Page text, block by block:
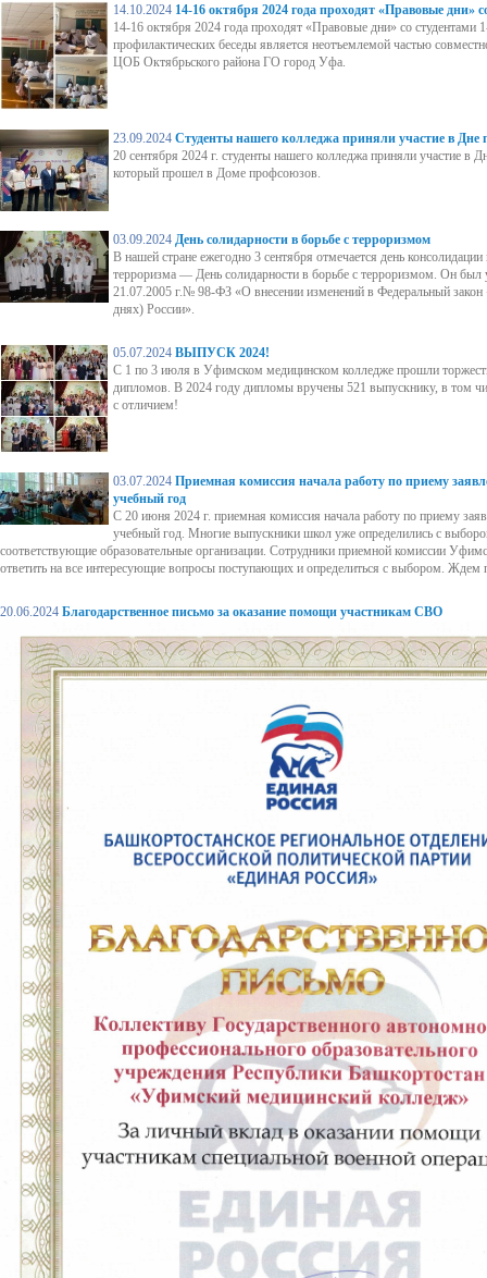
14.10.2024 14-16 октября 2024 года проходят «Правовые дни»
14-16 октября 2024 года проходят «Правовые дни» со студентами
профилактических беседы является неотъемлемой частью
ЦОБ Октябрьского района ГО город Уфа.
23.09.2024 Студенты нашего колледжа приняли участие в Дне
20 сентября 2024 г. студенты нашего колледжа приняли участие в
который прошел в Доме профсоюзов.
03.09.2024 День солидарности в борьбе с терроризмом
В нашей стране ежегодно 3 сентября отмечается день
терроризма — День солидарности в борьбе с терроризмом. Он был
21.07.2005 г.№ 98-ФЗ «О внесении изменений в Федеральный
днях) России».
05.07.2024 ВЫПУСК 2024!
С 1 по 3 июля в Уфимском медицинском колледже прошли
дипломов. В 2024 году дипломы вручены 521 выпускнику, в том
с отличием!
03.07.2024 Приемная комиссия начала работу по приему
учебный год
С 20 июня 2024 г. приемная комиссия начала работу по приему
учебный год. Многие выпускники школ уже определились с
соответствующие образовательные организации. Сотрудники приемной комиссии
ответить на все интересующие вопросы поступающих и определиться с выбором. Ждем
20.06.2024 Благодарственное письмо за оказание помощи участникам СВО